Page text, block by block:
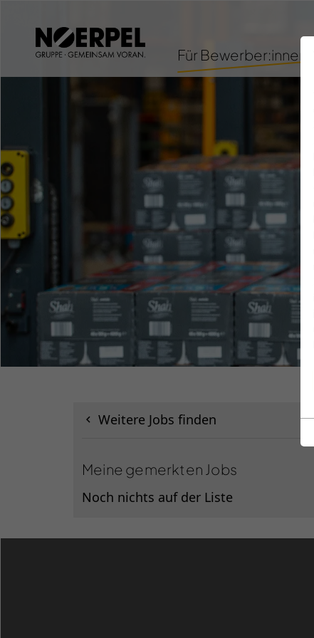
Für Bewerber:innen
Weitere Jobs finden
Meine gemerkten Jobs
Noch nichts auf der Liste